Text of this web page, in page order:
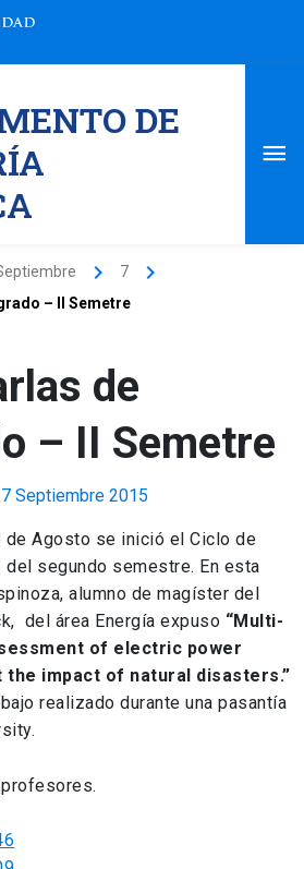
DE
7
– II Semetre
de
– II Semetre
7 Septiembre 2015
Agosto se inició el Ciclo de
segundo semestre. En esta
alumno de magíster del
del área Energía expuso “Multi-
of electric power
impact of natural disasters.”
realizado durante una pasantía